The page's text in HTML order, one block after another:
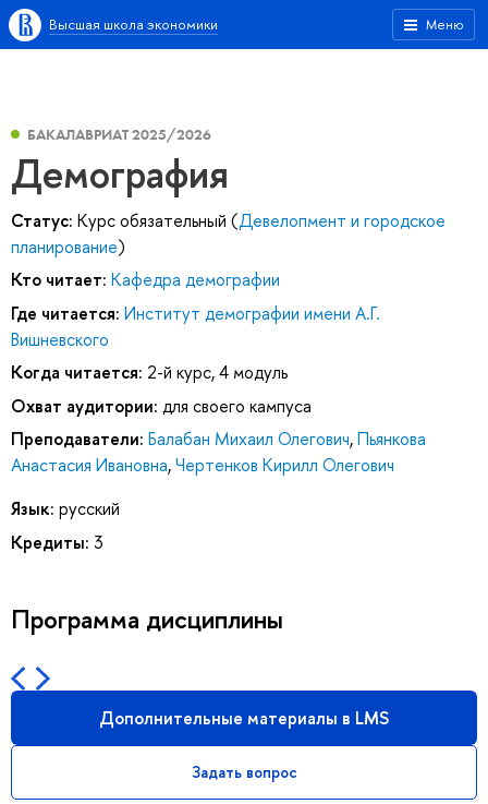
Меню
Высшая школа экономики
БАКАЛАВРИАТ 2025/2026
Демография
Статус: Курс обязательный (Девелопмент и городское
планирование)
Кто читает: Кафедра демографии
Где читается: Институт демографии имени А.Г.
Вишневского
Когда читается: 2-й курс, 4 модуль
Охват аудитории: для своего кампуса
Преподаватели: Балабан Михаил Олегович,Пьянкова
Анастасия Ивановна,Чертенков Кирилл Олегович
Язык: русский
Кредиты: 3
Программа дисциплины
Дополнительные материалы в LMS
Задать вопрос